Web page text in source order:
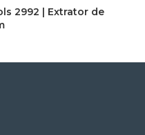
2992 | Extrator de